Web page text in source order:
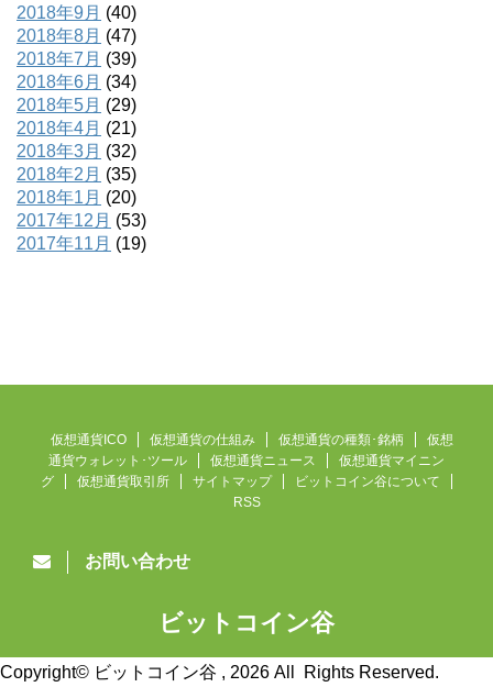
2018年9月 (40)
2018年8月 (47)
2018年7月 (39)
2018年6月 (34)
2018年5月 (29)
2018年4月 (21)
2018年3月 (32)
2018年2月 (35)
2018年1月 (20)
2017年12月 (53)
2017年11月 (19)
仮想通貨ICO 仮想通貨の仕組み 仮想通貨の種類･銘柄
仮想
通貨ウォレット･ツール
仮想通貨ニュース
仮想通貨マイニン
グ
仮想通貨取引所 サイトマップ
ビットコイン谷について
RSS
お問い合わせ
ビットコイン谷
仮想通貨ニュース速報
Copyright© ビットコイン谷 , 2026 All Rights Reserved.